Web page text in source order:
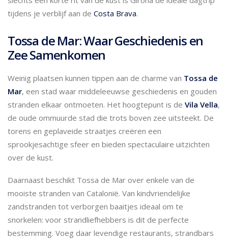
tijdens je verblijf aan de Costa Brava.
Tossa de Mar: Waar Geschiedenis en
Zee Samenkomen
Weinig plaatsen kunnen tippen aan de charme van Tossa de
Mar, een stad waar middeleeuwse geschiedenis en gouden
stranden elkaar ontmoeten. Het hoogtepunt is de Vila Vella,
de oude ommuurde stad die trots boven zee uitsteekt. De
torens en geplaveide straatjes creëren een
sprookjesachtige sfeer en bieden spectaculaire uitzichten
over de kust.
Daarnaast beschikt Tossa de Mar over enkele van de
mooiste stranden van Catalonië. Van kindvriendelijke
zandstranden tot verborgen baaitjes ideaal om te
snorkelen: voor strandliefhebbers is dit de perfecte
bestemming. Voeg daar levendige restaurants, strandbars